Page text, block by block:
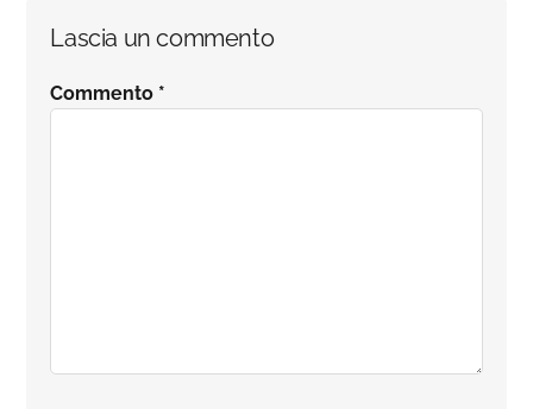
Interazioni
del
Lascia un commento
Commento *